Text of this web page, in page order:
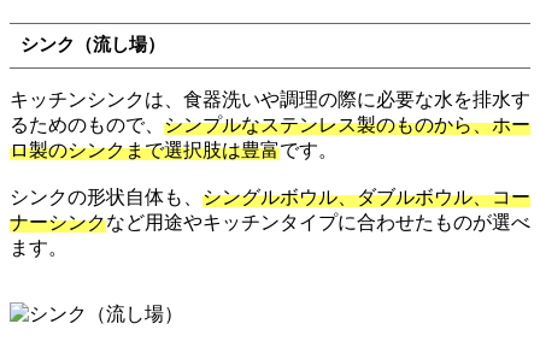
シンク（流し場）
キッチンシンクは、食器洗いや調理の際に必要な水を排水す
るためのもので、 シンプルなステンレス製のものから、ホー
ロ製のシンクまで選択肢は豊富です。
シンクの形状自体も、 シングルボウル、ダブルボウル、コー
ナーシンクなど用途やキッチンタイプに合わせたものが選べ
ます。